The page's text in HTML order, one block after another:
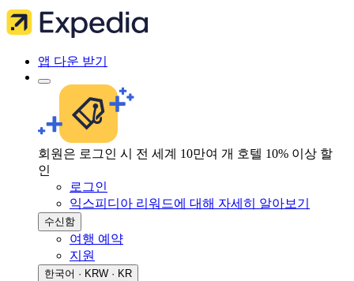
앱 다운 받기
회원은 로그인 시 전 세계 10만여 개 호텔 10% 이상 할
인
로그인
익스피디아 리워드에 대해 자세히 알아보기
수신함
여행 예약
지원
한국어 · KRW · KR